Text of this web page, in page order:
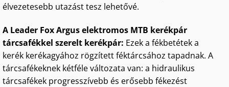
élvezetesebb utazást tesz lehetővé.
A Leader Fox Argus elektromos MTB kerékpár
tárcsafékkel szerelt kerékpár: Ezek a fékbetétek a
kerék kerékagyához rögzített féktárcsához tapadnak. A
tárcsafékeknek kétféle változata van: a hidraulikus
tárcsafékek progresszívebb és erősebb fékezést